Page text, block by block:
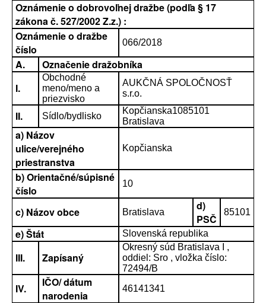
Oznámenie o dobrovoľnej dražbe (podľa § 17
zákona č. 527/2002 Z.z.) :
Oznámenie o dražbe
číslo
066/2018
A.
Označenie dražobníka
I.
Obchodné
meno/meno a
priezvisko
AUKČNÁ SPOLOČNOSŤ
s.r.o.
II. Sídlo/bydlisko
Kopčianska1085101
Bratislava
a) Názov
ulice/verejného
priestranstva
Kopčianska
b) Orientačné/súpisné
číslo
10
c) Názov obce Bratislava
d)
PSČ
85101
e) Štát Slovenská republika
III. Zapísaný
Okresný súd Bratislava I ,
oddiel: Sro , vložka číslo:
72494/B
IV.
IČO/ dátum
narodenia
46141341